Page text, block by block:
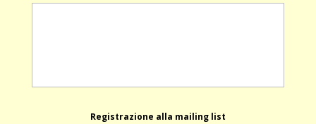
Registrazione alla mailing list